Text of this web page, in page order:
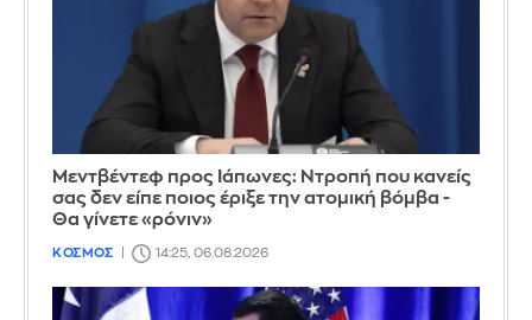
Μεντβέντεφ προς Ιάπωνες: Ντροπή που κανείς
σας δεν είπε ποιος έριξε την ατομική βόμβα -
Θα γίνετε «ρόνιν»
ΚΟΣΜΟΣ 14:25, 06.08.2026